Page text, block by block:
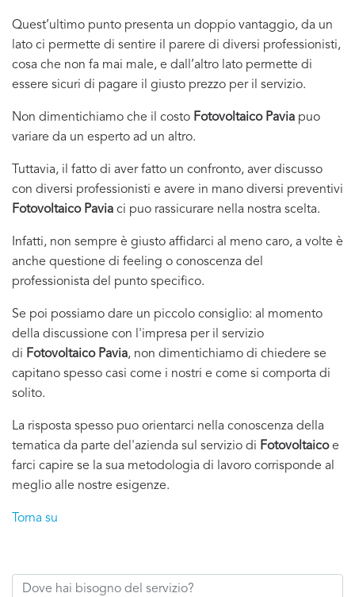
Quest’ultimo punto presenta un doppio vantaggio, da un
lato ci permette di sentire il parere di diversi professionisti,
cosa che non fa mai male, e dall’altro lato permette di
essere sicuri di pagare il giusto prezzo per il servizio.
Non dimentichiamo che il costo Fotovoltaico Pavia puo
variare da un esperto ad un altro.
Tuttavia, il fatto di aver fatto un confronto, aver discusso
con diversi professionisti e avere in mano diversi preventivi
Fotovoltaico Pavia ci puo rassicurare nella nostra scelta.
Infatti, non sempre è giusto affidarci al meno caro, a volte è
anche questione di feeling o conoscenza del
professionista del punto specifico.
Se poi possiamo dare un piccolo consiglio: al momento
della discussione con l'impresa per il servizio
di Fotovoltaico Pavia, non dimentichiamo di chiedere se
capitano spesso casi come i nostri e come si comporta di
solito.
La risposta spesso puo orientarci nella conoscenza della
tematica da parte del'azienda sul servizio di Fotovoltaicoe
farci capire se la sua metodologia di lavoro corrisponde al
meglio alle nostre esigenze.
Torna su